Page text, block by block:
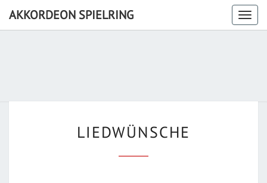
AKKORDEON SPIELRING
LIEDWÜNSCHE